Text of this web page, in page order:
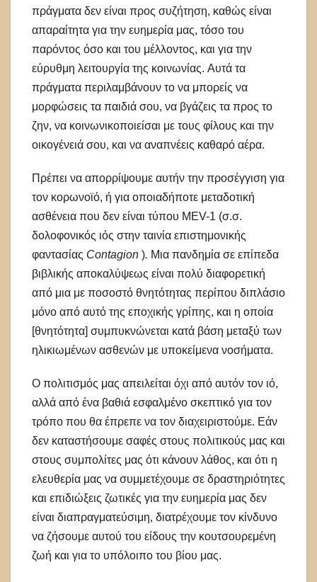
πράγματα δεν είναι προς συζήτηση, καθώς είναι
απαραίτητα για την ευημερία μας, τόσο του
παρόντος όσο και του μέλλοντος, και για την
εύρυθμη λειτουργία της κοινωνίας. Αυτά τα
πράγματα περιλαμβάνουν το να μπορείς να
μορφώσεις τα παιδιά σου, να βγάζεις τα προς το
ζην, να κοινωνικοποιείσαι με τους φίλους και την
οικογένειά σου, και να αναπνέεις καθαρό αέρα.
Πρέπει να απορρίψουμε αυτήν την προσέγγιση για
τον κορωνοϊό, ή για οποιαδήποτε μεταδοτική
ασθένεια που δεν είναι τύπου MEV-1 (σ.σ.
δολοφονικός ιός στην ταινία επιστημονικής
φαντασίας Contagion ). Μια πανδημία σε επίπεδα
βιβλικής αποκαλύψεως είναι πολύ διαφορετική
από μια με ποσοστό θνητότητας περίπου διπλάσιο
μόνο από αυτό της εποχικής γρίπης, και η οποία
[θνητότητα] συμπυκνώνεται κατά βάση μεταξύ των
ηλικιωμένων ασθενών με υποκείμενα νοσήματα.
Ο πολιτισμός μας απειλείται όχι από αυτόν τον ιό,
αλλά από ένα βαθιά εσφαλμένο σκεπτικό για τον
τρόπο που θα έπρεπε να τον διαχειριστούμε. Εάν
δεν καταστήσουμε σαφές στους πολιτικούς μας και
στους συμπολίτες μας ότι κάνουν λάθος, και ότι η
ελευθερία μας να συμμετέχουμε σε δραστηριότητες
και επιδιώξεις ζωτικές για την ευημερία μας δεν
είναι διαπραγματεύσιμη, διατρέχουμε τον κίνδυνο
να ζήσουμε αυτού του είδους την κουτσουρεμένη
ζωή και για το υπόλοιπο του βίου μας.